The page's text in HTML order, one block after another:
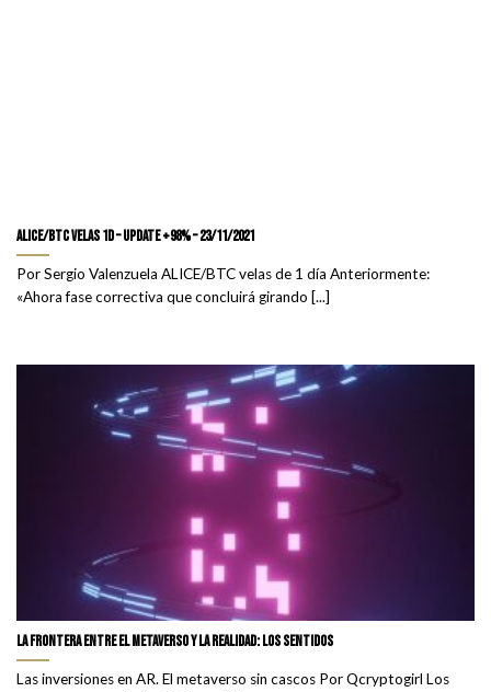
ALICE/BTC velas 1D – update +98% – 23/11/2021
Por Sergio Valenzuela ALICE/BTC velas de 1 día Anteriormente:
«Ahora fase correctiva que concluirá girando [...]
La frontera entre el metaverso y la realidad: Los sentidos
Las inversiones en AR. El metaverso sin cascos Por Qcryptogirl Los